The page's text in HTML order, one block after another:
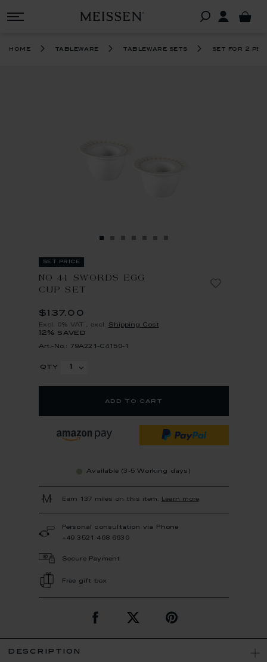
home tableware tableware sets set for 2
set price
NO 41 SWORDS EGG
CUP SET
$137.00
Excl. 0% VAT excl. Shipping Cost
12% saved
Art.-No.: 79A221-C4150-1
qty
add to cart
Available (3-5 Working days)
Earn 137 miles on this item. Learn more
Personal consultation via Phone
+49 3521 468 6630
Secure Payment
Free gift box
description